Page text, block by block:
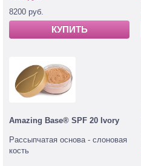
8200 руб.
КУПИТЬ
Amazing Base® SPF 20 Ivory
Рассыпчатая основа - слоновая
кость